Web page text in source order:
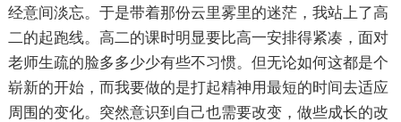
经意间淡忘。于是带着那份云里雾里的迷茫，我站上了高
二的起跑线。高二的课时明显要比高一安排得紧凑，面对
老师生疏的脸多多少少有些不习惯。但无论如何这都是个
崭新的开始，而我要做的是打起精神用最短的时间去适应
周围的变化。突然意识到自己也需要改变，做些成长的改